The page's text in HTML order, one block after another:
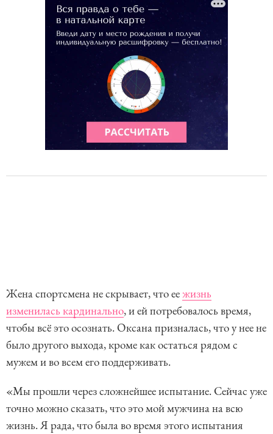
Жена спортсмена не скрывает, что еежизнь
изменилась кардинально, и ей потребовалось время,
чтобы всё это осознать. Оксана призналась, что у нее не
было другого выхода, кроме как остаться рядом с
мужем и во всем его поддерживать.
«Мы прошли через сложнейшее испытание. Сейчас уже
точно можно сказать, что это мой мужчина на всю
жизнь. Я рада, что была во время этого испытания